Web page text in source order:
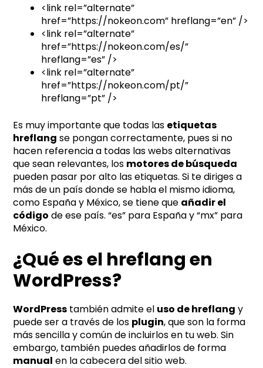
<link rel=”alternate”
href=”https://nokeon.com” hreflang=”en” />
<link rel=”alternate”
href=”https://nokeon.com/es/”
hreflang=”es” />
<link rel=”alternate”
href=”https://nokeon.com/pt/”
hreflang=”pt” />
Es muy importante que todas las etiquetas
hreflang se pongan correctamente, pues si no
hacen referencia a todas las webs alternativas
que sean relevantes, los motores de búsqueda
pueden pasar por alto las etiquetas. Si te diriges a
más de un país donde se habla el mismo idioma,
como España y México, se tiene que añadir el
código de ese país. “es” para España y “mx” para
México.
¿Qué es el hreflang en
WordPress?
WordPress también admite el uso de hreflang y
puede ser a través de los plugin, que son la forma
más sencilla y común de incluirlos en tu web. Sin
embargo, también puedes añadirlos de forma
manual en la cabecera del sitio web.